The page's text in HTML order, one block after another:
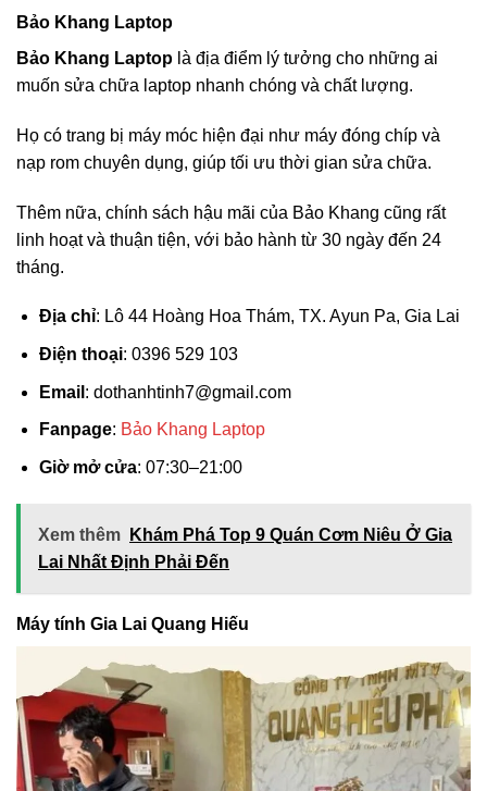
Bảo Khang Laptop
Bảo Khang Laptop là địa điểm lý tưởng cho những ai
muốn sửa chữa laptop nhanh chóng và chất lượng.
Họ có trang bị máy móc hiện đại như máy đóng chíp và
nạp rom chuyên dụng, giúp tối ưu thời gian sửa chữa.
Thêm nữa, chính sách hậu mãi của Bảo Khang cũng rất
linh hoạt và thuận tiện, với bảo hành từ 30 ngày đến 24
tháng.
Địa chỉ: Lô 44 Hoàng Hoa Thám, TX. Ayun Pa, Gia Lai
Điện thoại: 0396 529 103
Email : dothanhtinh7@gmail.com
Fanpage: Bảo Khang Laptop
Giờ mở cửa: 07:30–21:00
Xem thêm
Khám Phá Top 9 Quán Cơm Niêu Ở Gia
Lai Nhất Định Phải Đến
Máy tính Gia Lai Quang Hiếu